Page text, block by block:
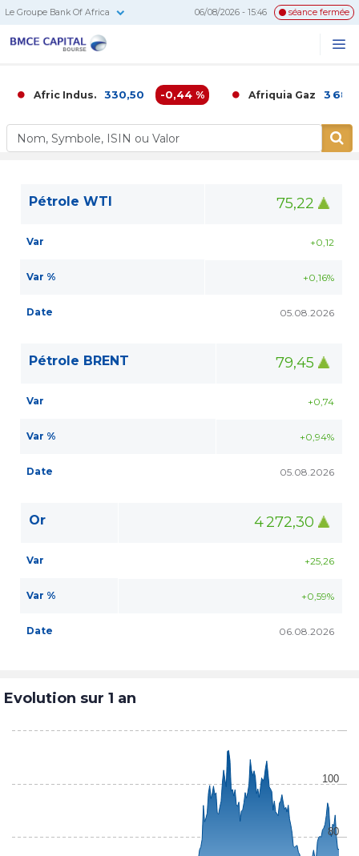
Le Groupe Bank Of Africa 06/08/2026 - 15:46 séance fermée
Afric Indus. 330,50 -0,44 % Afriquia Gaz 3
Pétrole WTI 75,22
Var +0,12
Var % +0,16%
Date 05.08.2026
Pétrole BRENT 79,45
Var +0,74
Var % +0,94%
Date 05.08.2026
Or 4 272,30
Var +25,26
Var % +0,59%
Date 06.08.2026
Evolution sur 1 an
80
100